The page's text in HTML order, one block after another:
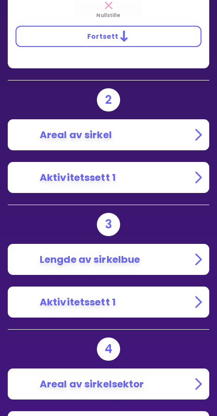
Nullstille
Fortsett
2
Areal av sirkel
Aktivitetssett 1
3
Lengde av sirkelbue
Aktivitetssett 1
4
Areal av sirkelsektor